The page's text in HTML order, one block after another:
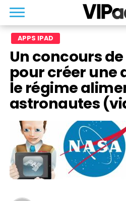
APPS IPAD
Un concours de
pour créer une
le régime
astronautes